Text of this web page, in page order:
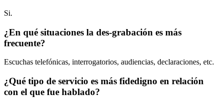
Si.
¿En qué situaciones la des-grabación es más
frecuente?
Escuchas telefónicas, interrogatorios, audiencias, declaraciones, etc.
¿Qué tipo de servicio es más fidedigno en relación
con el que fue hablado?